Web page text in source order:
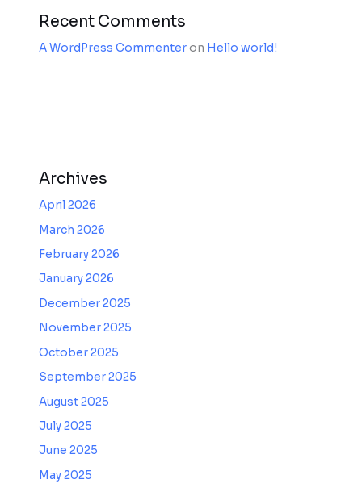
Recent Comments
A WordPress Commenteron Hello world!
Archives
April 2026
March 2026
February 2026
January 2026
December 2025
November 2025
October 2025
September 2025
August 2025
July 2025
June 2025
May 2025